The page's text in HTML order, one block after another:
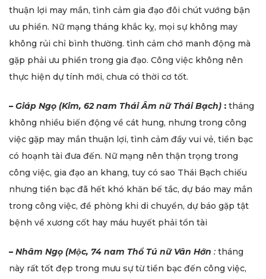
thuận lợi may mắn, tình cảm gia đạo đôi chút vướng bận
ưu phiền. Nữ mạng tháng khắc kỵ, mọi sự không may
không rủi chỉ bình thường. tình cảm chớ manh động mà
gặp phải ưu phiền trong gia đạo. Công việc không nên
thực hiện dự tính mới, chưa có thời cơ tốt.
– Giáp Ngọ (Kim, 62 nam Thái Âm nữ Thái Bạch) : tháng
không nhiều biến động về cát hung, nhưng trong công
việc gặp may mắn thuận lợi, tình cảm đầy vui vẻ, tiền bạc
có hoạnh tài đưa đến. Nữ mạng nên thận trọng trong
công việc, gia đạo an khang, tuy có sao Thái Bạch chiếu
nhưng tiền bạc đã hết khó khăn bế tắc, dự báo may mắn
trong công việc, đề phòng khi di chuyển, dự báo gặp tật
bệnh về xương cốt hay máu huyết phải tổn tài
– Nhâm Ngọ (Mộc, 74 nam Thổ Tú nữ Vân Hớn : tháng
này rất tốt đẹp trong mưu sự từ tiền bạc đến công việc,